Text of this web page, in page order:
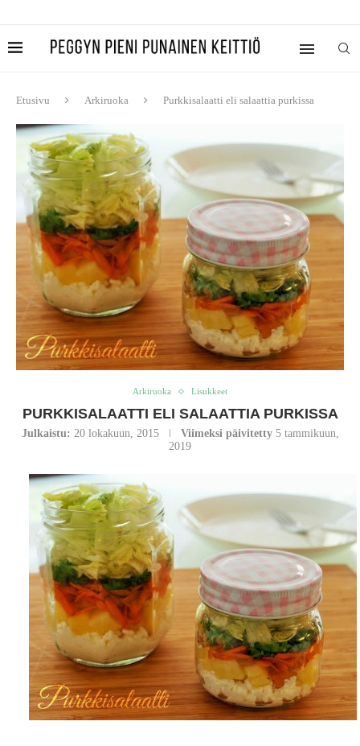
Etusivu Arkiruoka Purkkisalaatti eli salaattia purkissa
Arkiruoka Lisukkeet
PURKKISALAATTI ELI SALAATTIA PURKISSA
Julkaistu: 20 lokakuun, 2015 Viimeksi päivitetty 5 tammikuun,
2019